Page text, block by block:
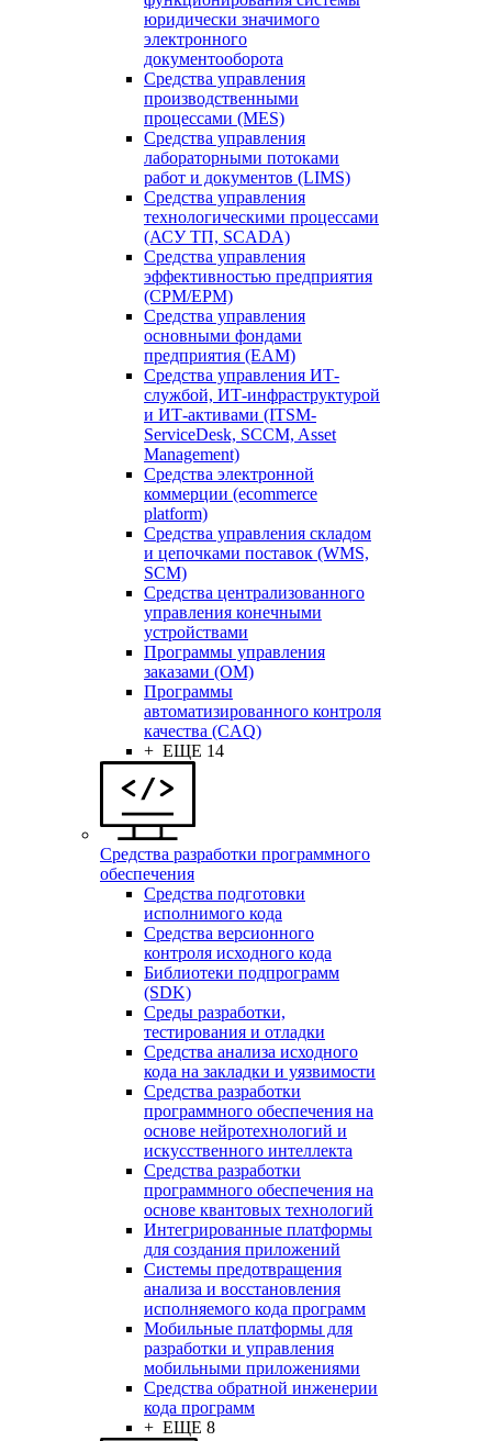
юридически значимого
электронного
документооборота
Средства управления
производственными
процессами (MES)
Средства управления
лабораторными потоками
работ и документов (LIMS)
Средства управления
технологическими процессами
(АСУ ТП, SCADA)
Средства управления
эффективностью предприятия
(CPM/EPM)
Средства управления
основными фондами
предприятия (EAM)
Средства управления ИТ-
службой, ИТ-инфраструктурой
и ИТ-активами (ITSM-
ServiceDesk, SCCM, Asset
Management)
Средства электронной
коммерции (ecommerce
platform)
Средства управления складом
и цепочками поставок (WMS,
SCM)
Средства централизованного
управления конечными
устройствами
Программы управления
заказами (OM)
Программы
автоматизированного контроля
качества (CAQ)
+ ЕЩЕ 14
Средства разработки программного
обеспечения
Средства подготовки
исполнимого кода
Средства версионного
контроля исходного кода
Библиотеки подпрограмм
(SDK)
Среды разработки,
тестирования и отладки
Средства анализа исходного
кода на закладки и уязвимости
Средства разработки
программного обеспечения на
основе нейротехнологий и
искусственного интеллекта
Средства разработки
программного обеспечения на
основе квантовых технологий
Интегрированные платформы
для создания приложений
Системы предотвращения
анализа и восстановления
исполняемого кода программ
Мобильные платформы для
разработки и управления
мобильными приложениями
Средства обратной инженерии
кода программ
+ ЕЩЕ 8